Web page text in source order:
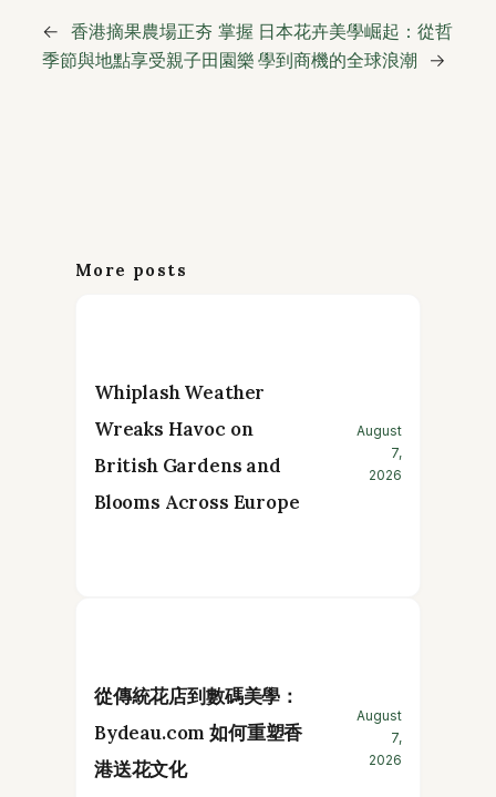
← 香港摘果農場正夯 掌握
季節與地點享受親子田園樂
日本花卉美學崛起：從哲
學到商機的全球浪潮
→
More posts
Whiplash Weather
Wreaks Havoc on
British Gardens and
Blooms Across Europe
August
7,
2026
從傳統花店到數碼美學：
Bydeau.com 如何重塑香
港送花文化
August
7,
2026